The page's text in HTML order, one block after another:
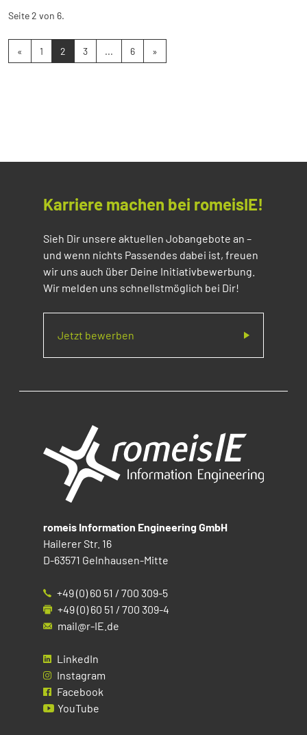
Seite 2 von 6.
« 1 2 3 ... 6 »
Karriere machen bei romeisIE!
Sieh Dir unsere aktuellen Jobangebote an –
und wenn nichts Passendes dabei ist, freuen
wir uns auch über Deine Initiativbewerbung.
Wir melden uns schnellstmöglich bei Dir!
Jetzt bewerben
romeis Information Engineering GmbH
Hailerer Str. 16
D-63571 Gelnhausen-Mitte
+49 (0) 60 51 / 700 309-5
+49 (0) 60 51 / 700 309-4
mail@r-IE.de
LinkedIn
Instagram
Facebook
YouTube